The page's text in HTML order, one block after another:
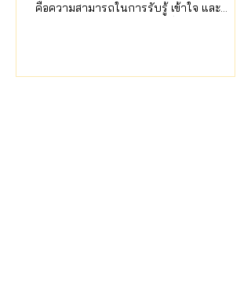
คือความสามารถในการรับรู้ เข้าใจ และ